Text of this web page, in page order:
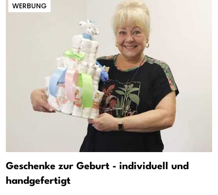
WERBUNG
Geschenke zur Geburt - individuell und
handgefertigt